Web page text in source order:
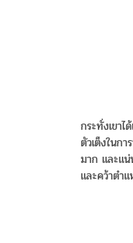
กระทั่งเขา
ตัวเต็งในก
มาก และแน่
และคว้าตำ